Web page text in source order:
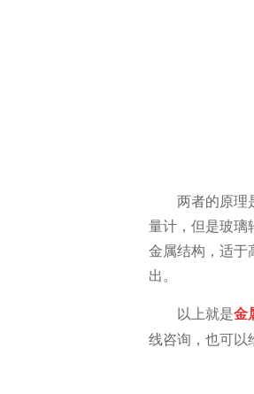
两者的原理
量计，但是玻璃
金属结构，适于
出。
以上就是金
线咨询，也可以